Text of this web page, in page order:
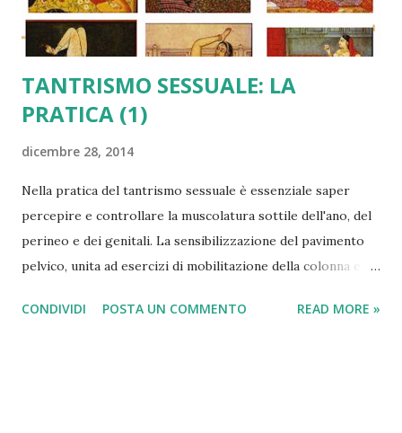
primo ha la forma di un sasso, una roccia aguzza che
sembra una montagna, ...
TANTRISMO SESSUALE: LA
PRATICA (1)
dicembre 28, 2014
Nella pratica del tantrismo sessuale è essenziale saper
percepire e controllare la muscolatura sottile dell'ano, del
perineo e dei genitali. La sensibilizzazione del pavimento
pelvico, unita ad esercizi di mobilitazione della colonna e
tra questi tre punti (ano, perineo, genitali), l'ombelico e i
CONDIVIDI POSTA UN COMMENTO READ MORE »